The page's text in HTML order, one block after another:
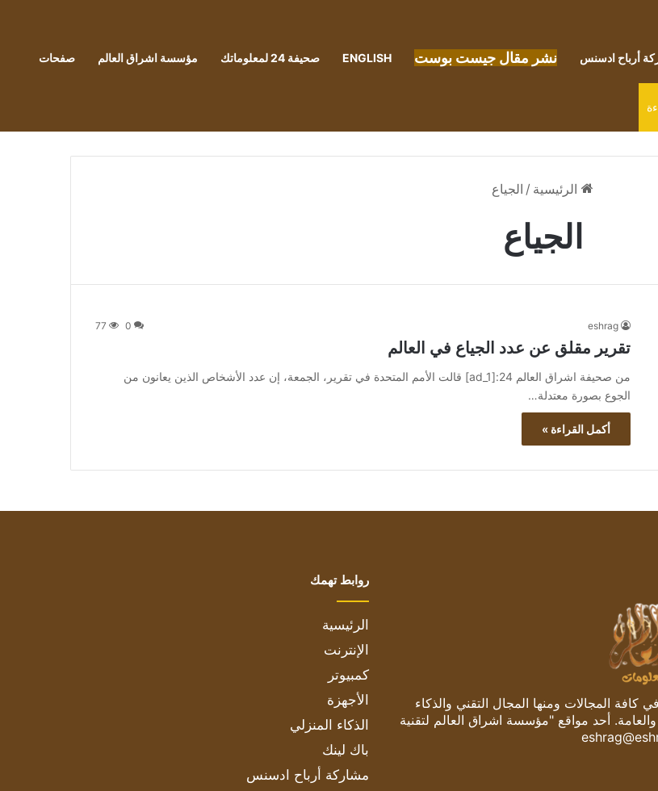
أرباح ادسنس نشر مقال جيست بوست ENGLISH صحيفة 24 لمعلوماتك مؤسسة اشراق العالم صفحات
الرئيسية / الجياع
الجياع
eshrag
0
77
تقرير مقلق عن عدد الجياع في العالم
من صحيفة اشراق العالم 24:[ad_1] قالت الأمم المتحدة في تقرير، الجمعة، إن عدد الأشخاص الذين يعانون من
الجوع بصورة معتدلة…
أكمل القراءة »
المجالات ومنها المجال التقني والذكاء
والعامة. أحد مواقع "مؤسسة اشراق العالم لتقنية
روابط تهمك
الرئيسية
الإنترنت
كمبيوتر
الأجهزة
الذكاء المنزلي
باك لينك
مشاركة أرباح ادسنس